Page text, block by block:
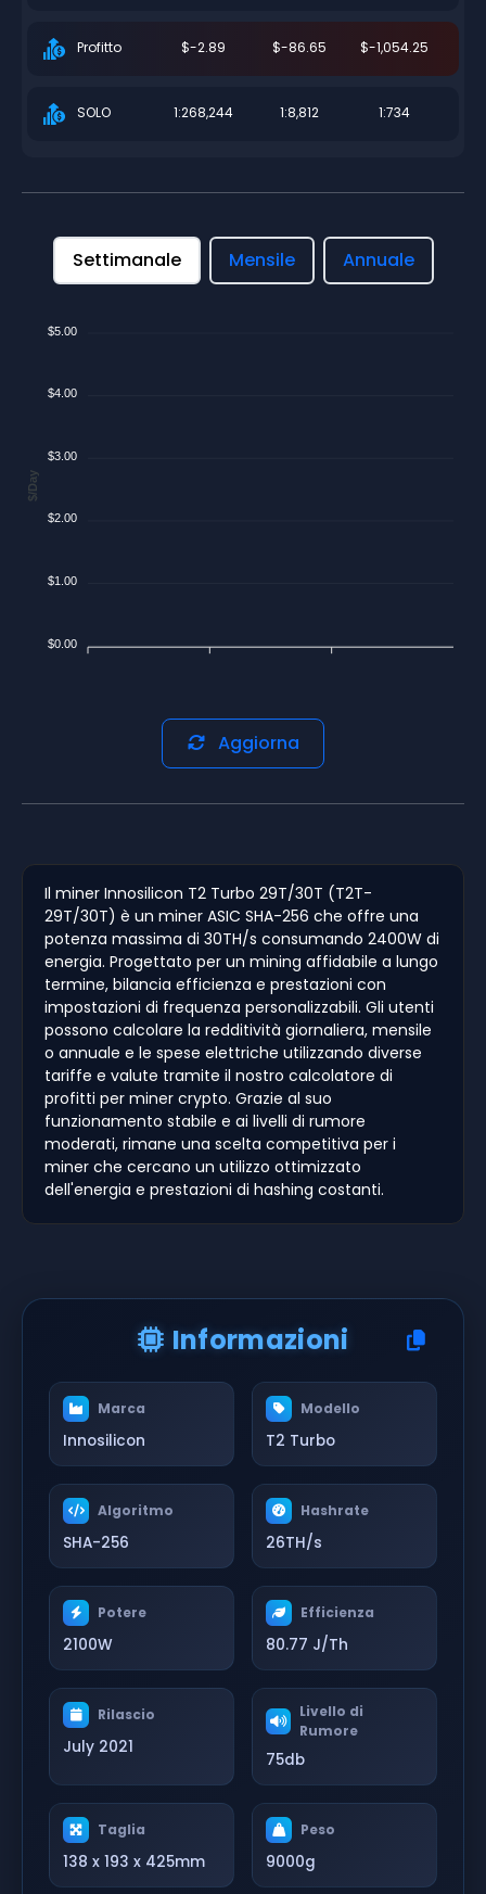
Profitto $-2.89 $-86.65 $-1,054.25
SOLO 1:268,244 1:8,812 1:734
Settimanale Mensile Annuale
$5.00
$4.00
$3.00
$2.00
$1.00
$0.00
$/Day
Aggiorna
Il miner Innosilicon T2 Turbo 29T/30T (T2T-
29T/30T) è un miner ASIC SHA-256 che offre una
potenza massima di 30TH/s consumando 2400W di
energia. Progettato per un mining affidabile a lungo
termine, bilancia efficienza e prestazioni con
impostazioni di frequenza personalizzabili. Gli utenti
possono calcolare la redditività giornaliera, mensile
o annuale e le spese elettriche utilizzando diverse
tariffe e valute tramite il nostro calcolatore di
profitti per miner crypto. Grazie al suo
funzionamento stabile e ai livelli di rumore
moderati, rimane una scelta competitiva per i
miner che cercano un utilizzo ottimizzato
dell'energia e prestazioni di hashing costanti.
Informazioni
Marca
Innosilicon
Modello
T2 Turbo
Algoritmo
SHA-256
Hashrate
26TH/s
Potere
2100W
Efficienza
80.77 J/Th
Rilascio
July 2021
Livello di
Rumore
75db
Taglia
138 x 193 x 425mm
Peso
9000g